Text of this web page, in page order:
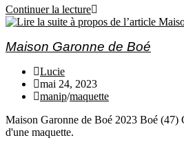
Continuer la lecture
Maison Garonne de Boé
Lucie
mai 24, 2023
manip/maquette
Maison Garonne de Boé 2023 Boé (47)
d'une maquette.